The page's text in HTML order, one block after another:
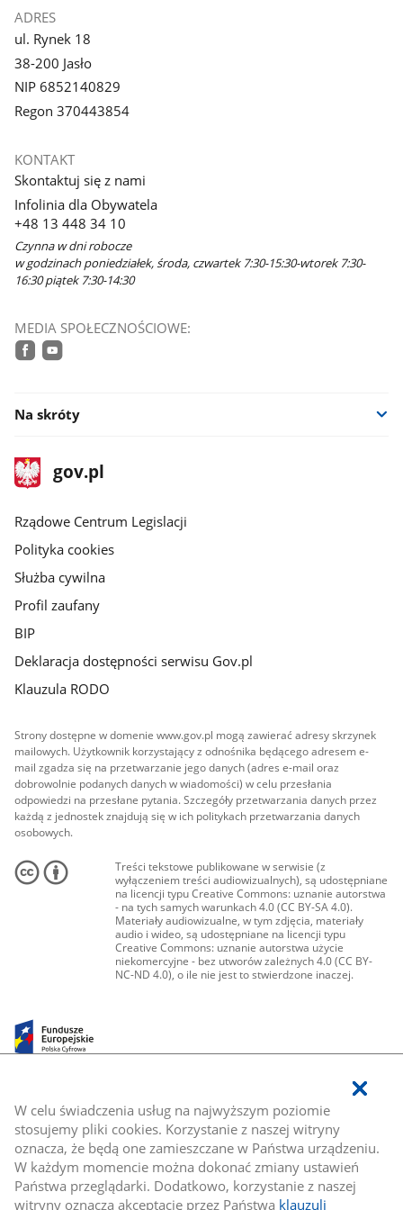
W celu świadczenia usług na najwyższym poziomie
stosujemy pliki cookies. Korzystanie z naszej witryny
oznacza, że będą one zamieszczane w Państwa urządzeniu.
W każdym momencie można dokonać zmiany ustawień
Państwa przeglądarki. Dodatkowo, korzystanie z naszej
witryny oznacza akceptację przez Państwa klauzuli
ADRES
ul. Rynek 18
38-200 Jasło
NIP 6852140829
Regon 370443854
KONTAKT
Skontaktuj się z nami
Infolinia dla Obywatela
+48 13 448 34 10
Czynna w dni robocze
w godzinach poniedziałek, środa, czwartek 7:30-15:30-wtorek 7:30-
16:30 piątek 7:30-14:30
MEDIA SPOŁECZNOŚCIOWE:
Na skróty
stopka
gov.plStrona
gov.pl
Rządowe Centrum Legislacji
Polityka cookies
Służba cywilna
Profil zaufany
BIP
Deklaracja dostępności serwisu Gov.pl
Klauzula RODO
Strony dostępne w domenie www.gov.pl mogą zawierać adresy skrzynek
mailowych. Użytkownik korzystający z odnośnika będącego adresem e-
mail zgadza się na przetwarzanie jego danych (adres e-mail oraz
dobrowolnie podanych danych w wiadomości) w celu przesłania
odpowiedzi na przesłane pytania. Szczegóły przetwarzania danych przez
każdą z jednostek znajdują się w ich politykach przetwarzania danych
osobowych.
Treści tekstowe publikowane w serwisie (z
wyłączeniem treści audiowizualnych), są udostępniane
na licencji typu Creative Commons: uznanie autorstwa
- na tych samych warunkach 4.0 (CC BY-SA 4.0).
Materiały audiowizualne, w tym zdjęcia, materiały
audio i wideo, są udostępniane na licencji typu
Creative Commons: uznanie autorstwa użycie
niekomercyjne - bez utworów zależnych 4.0 (CC BY-
NC-ND 4.0), o ile nie jest to stwierdzone inaczej.